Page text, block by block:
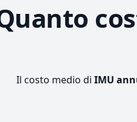
Il costo medio di IMU